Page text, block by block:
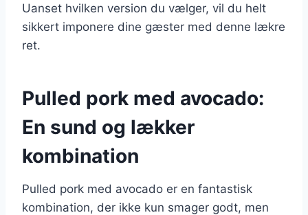
Uanset hvilken version du vælger, vil du helt
sikkert imponere dine gæster med denne lækre
ret.
Pulled pork med avocado:
En sund og lækker
kombination
Pulled pork med avocado er en fantastisk
kombination, der ikke kun smager godt, men